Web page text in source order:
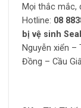
Mọi thắc mắc,
Hotline: 08
bị vệ sinh
Nguyễn xiển –
Đồng – Cầu